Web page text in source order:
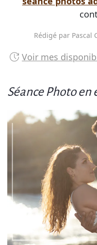
Rédigé par Pascal
Voir mes
Séance Photo